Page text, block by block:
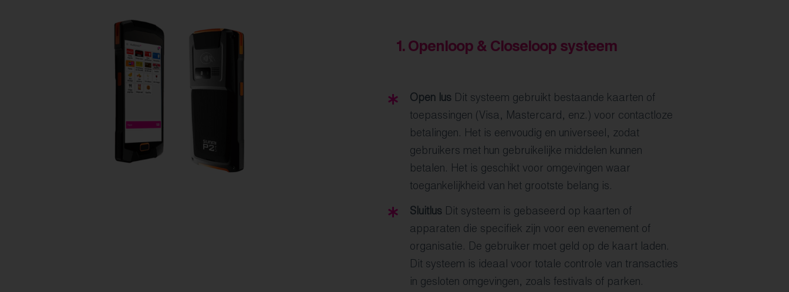
Openloop & Closeloop systeem
Open lusDit systeem gebruikt bestaande kaarten of
toepassingen (Visa, Mastercard, enz.) voor contactloze
betalingen. Het is eenvoudig en universeel, zodat
gebruikers met hun gebruikelijke middelen kunnen
betalen. Het is geschikt voor omgevingen waar
toegankelijkheid van het grootste belang is.
SluitlusDit systeem is gebaseerd op kaarten of
apparaten die specifiek zijn voor een evenement of
organisatie. De gebruiker moet geld op de kaart laden.
Dit systeem is ideaal voor totale controle van transacties
in gesloten omgevingen, zoals festivals of parken.